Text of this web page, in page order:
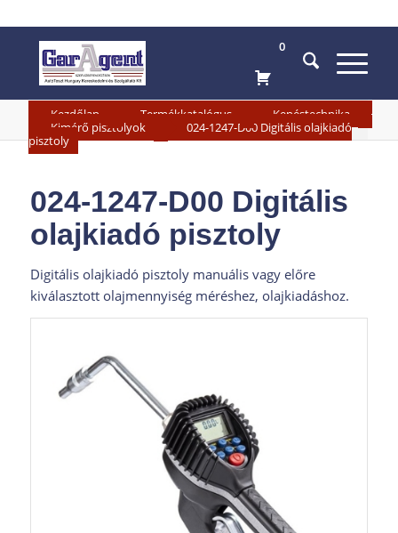
0
Kezdőlap Termékkatalógus Kenéstechnika
Kimérő pisztolyok
024-1247-D00 Digitális olajkiadó
pisztoly
024-1247-D00 Digitális
olajkiadó pisztoly
Digitális olajkiadó pisztoly manuális vagy előre
kiválasztott olajmennyiség méréshez, olajkiadáshoz.